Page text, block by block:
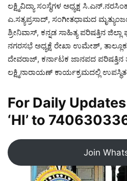
ಲಕ್ಷ್ಮಿವಿದ್ಯಾ ಸಂಸ್ಥೆಗಳ ಅಧ್ಯಕ್ಷ
ಎ.ಸತ್ಯಪ್ರಸಾದ್, ಸಂಗೀತಧಾಮದ
ಶ್ರೀನಿವಾಸ್, ಕನ್ನಡ ಸಾಹಿತ್ಯ ಪರಿಷತ್ತಿನ
ನಗರಸಭೆ ಅಧ್ಯಕ್ಷೆ ರೇಖಾ ಉಮೇಶ್,
ದೇವರಾಜ್, ಕರ್ನಾಟಕ ಜಾನಪದ ಪರಿಷತ್ತಿನ
ಲಕ್ಷ್ಮಿನಾರಾಯಣ್ ಕಾರ್ಯಕ್ರಮದಲ್ಲಿ
For Daily
‘HI’ to
Join